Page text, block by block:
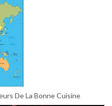
De La Bonne Cuisine